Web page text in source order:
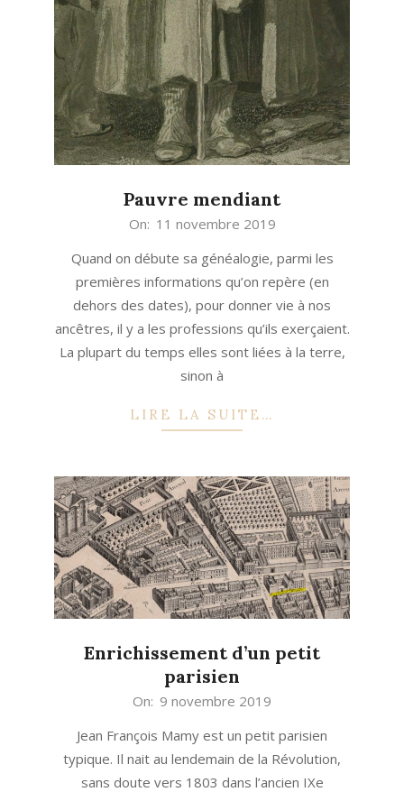
Pauvre mendiant
On: 11 novembre 2019
Quand on débute sa généalogie, parmi les
premières informations qu’on repère (en
dehors des dates), pour donner vie à nos
ancêtres, il y a les professions qu’ils exerçaient.
La plupart du temps elles sont liées à la terre,
sinon à
LIRE LA SUITE…
Enrichissement d’un petit
parisien
On: 9 novembre 2019
Jean François Mamy est un petit parisien
typique. Il nait au lendemain de la Révolution,
sans doute vers 1803 dans l’ancien IXe